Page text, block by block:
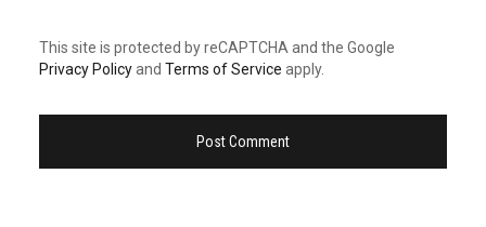
This site is protected by reCAPTCHA and the Google
Privacy Policyand Terms of Service apply.